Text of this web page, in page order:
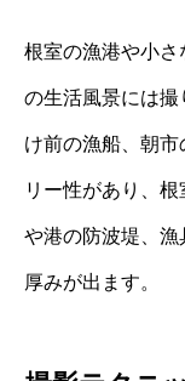
根室の漁港や小さ
の生活風景には撮
け前の漁船、朝
リー性があり、
や港の防波堤、漁
厚みが出ます。